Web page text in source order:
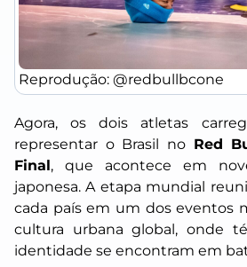
Reprodução: @redbullbcone
Agora, os dois atletas
representar o Brasil no Red
Final, que acontece em
japonesa. A etapa mundial
cada país em um dos eventos
cultura urbana global, onde
identidade se encontram em